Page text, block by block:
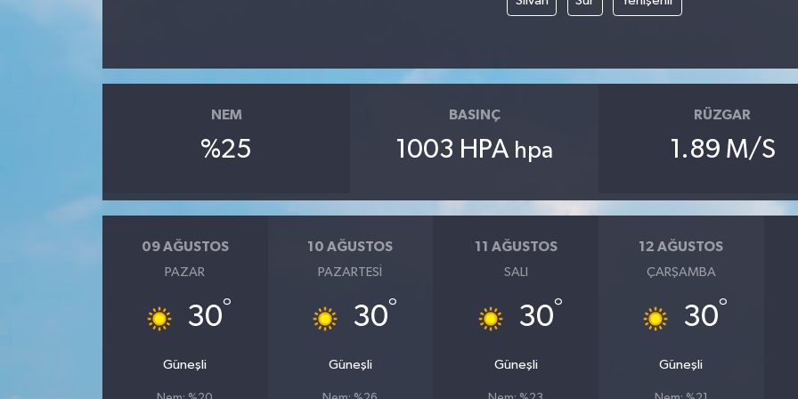
NEM
%25
BASINÇ
1003 HPA hpa
RÜZGAR
1.89 M/S
09 AĞUSTOS
PAZAR
30°
Güneşli
10 AĞUSTOS
PAZARTESI
30°
Güneşli
11 AĞUSTOS
SALI
30°
Güneşli
12 AĞUSTOS
ÇARŞAMBA
30°
Güneşli